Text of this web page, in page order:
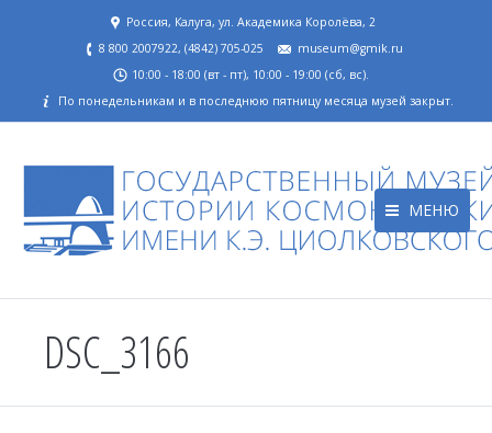
Россия, Калуга, ул. Академика Королёва, 2
8 800 2007922, (4842) 705-025
museum@gmik.ru
10:00 - 18:00 (вт - пт), 10:00 - 19:00 (сб, вс).
По понедельникам и в последнюю пятницу месяца музей закрыт.
МЕНЮ
DSC_3166